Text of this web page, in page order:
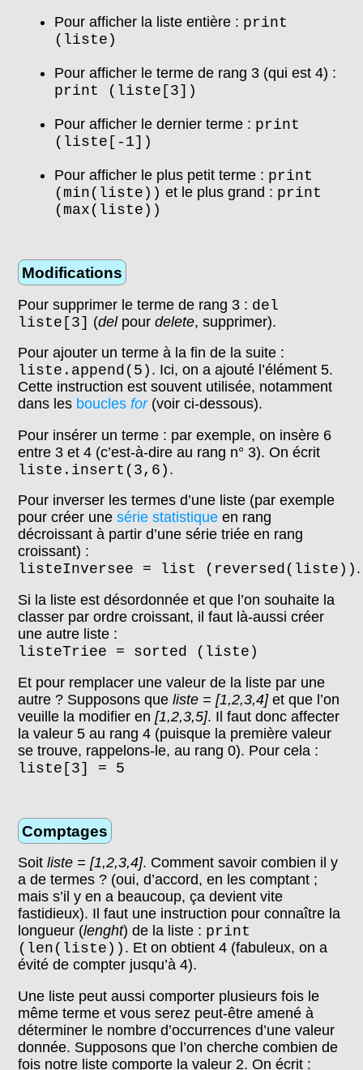
Pour afficher la liste entière : print
(liste)
Pour afficher le terme de rang 3 (qui est 4) :
print (liste[3])
Pour afficher le dernier terme : print
(liste[-1])
Pour afficher le plus petit terme : print
(min(liste)) et le plus grand : print
(max(liste))
Modifications
Pour supprimer le terme de rang 3 : del
liste[3] (delpourdelete, supprimer).
Pour ajouter un terme à la fin de la suite :
liste.append(5) . Ici, on a ajouté l’élément 5.
Cette instruction est souvent utilisée, notamment
dans les bouclesfor(voir ci-dessous).
Pour insérer un terme : par exemple, on insère 6
entre 3 et 4 (c’est-à-dire au rang n° 3). On écrit
liste.insert(3,6) .
Pour inverser les termes d’une liste (par exemple
pour créer unesérie statistique en rang
décroissant à partir d’une série triée en rang
croissant) :
listeInversee = list (reversed(liste)) .
Si la liste est désordonnée et que l’on souhaite la
classer par ordre croissant, il faut là-aussi créer
une autre liste :
listeTriee = sorted (liste)
Et pour remplacer une valeur de la liste par une
autre ? Supposons queliste = [1,2,3,4]et que l’on
veuille la modifier en[1,2,3,5]. Il faut donc affecter
la valeur 5 au rang 4 (puisque la première valeur
se trouve, rappelons-le, au rang 0). Pour cela :
liste [3] = 5
Comptages
Soitliste = [1,2,3,4]. Comment savoir combien il y
a de termes ? (oui, d’accord, en les comptant ;
mais s’il y en a beaucoup, ça devient vite
fastidieux). Il faut une instruction pour connaître la
longueur (lenght) de la liste : print
(len(liste)) . Et on obtient 4 (fabuleux, on a
évité de compter jusqu’à 4).
Une liste peut aussi comporter plusieurs fois le
même terme et vous serez peut-être amené à
déterminer le nombre d’occurrences d’une valeur
donnée. Supposons que l’on cherche combien de
fois notre liste comporte la valeur 2. On écrit :